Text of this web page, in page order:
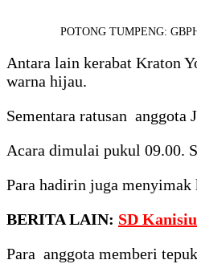
POTONG TUMPENG:
Antara lain kerabat Kraton
warna hijau.
Sementara ratusan anggota
Acara dimulai pukul 09.00.
Para hadirin juga menyimak
BERITA LAIN: SD
Para anggota memberi